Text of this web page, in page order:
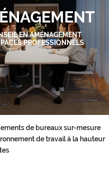
EN AMÉNAGEMENT
PROFESSIONNELS
de bureaux sur-mesure
de travail à la hauteur